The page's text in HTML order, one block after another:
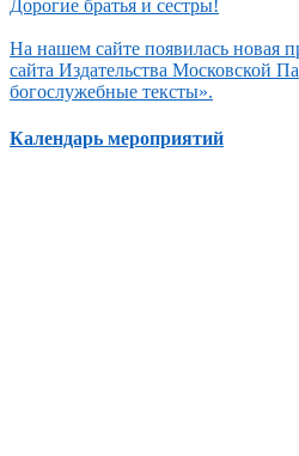
Дорогие братья и сестры!
На нашем сайте появилась новая
сайта Издательства Московской
богослужебные тексты».
Календарь мероприятий